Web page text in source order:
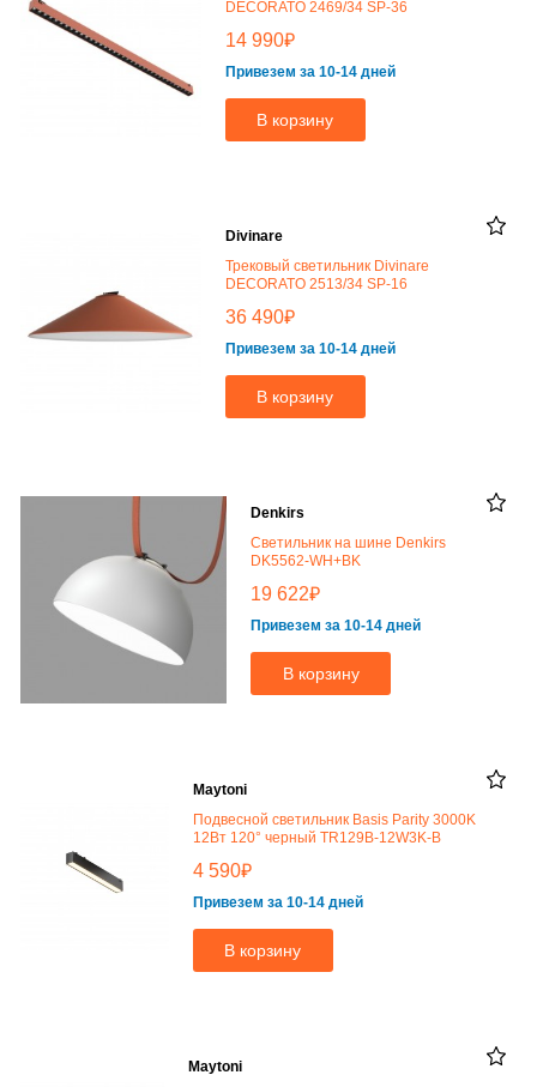
DECORATO 2469/34 SP-36
14 990₽
Привезем за 10-14 дней
В корзину
Divinare
Трековый светильник Divinare
DECORATO 2513/34 SP-16
36 490₽
Привезем за 10-14 дней
В корзину
Denkirs
Светильник на шине Denkirs
DK5562-WH+BK
19 622₽
Привезем за 10-14 дней
В корзину
Maytoni
Подвесной светильник Basis Parity 3000K
12Вт 120° черный TR129B-12W3K-B
4 590₽
Привезем за 10-14 дней
В корзину
Maytoni